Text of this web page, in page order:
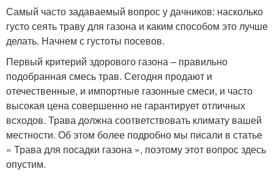
Самый часто задаваемый вопрос у дачников: насколько
густо сеять траву для газона и каким способом это лучше
делать. Начнем с густоты посевов.
Первый критерий здорового газона – правильно
подобранная смесь трав. Сегодня продают и
отечественные, и импортные газонные смеси, и часто
высокая цена совершенно не гарантирует отличных
всходов. Трава должна соответствовать климату вашей
местности. Об этом более подробно мы писали в статье
« Трава для посадки газона », поэтому этот вопрос здесь
опустим.